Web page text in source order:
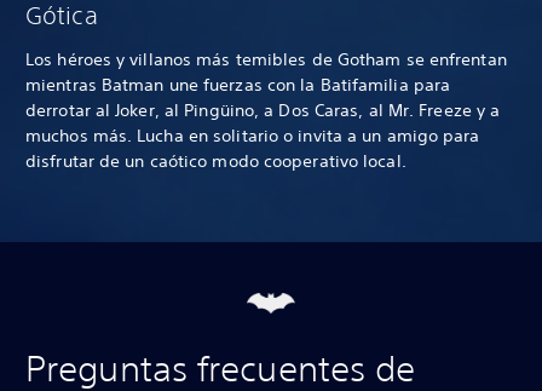
Gótica
Los héroes y villanos más temibles de Gotham se enfrentan
mientras Batman une fuerzas con la Batifamilia para
derrotar al Joker, al Pingüino, a Dos Caras, al Mr. Freeze y a
muchos más. Lucha en solitario o invita a un amigo para
disfrutar de un caótico modo cooperativo local.
Preguntas frecuentes de